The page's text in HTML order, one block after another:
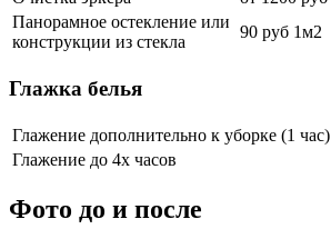
Панорамное остекление или
конструкции из стекла
90 руб 1м2
Глажка белья
Глажение дополнительно к уборке (1 час)
Глажение до 4х часов
Фото до и после